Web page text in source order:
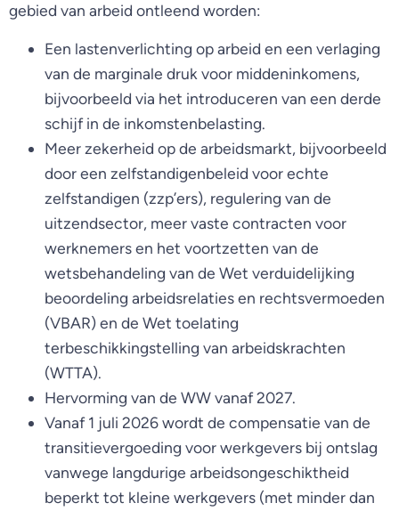
gebied van arbeid ontleend worden:
Een lastenverlichting op arbeid en een verlaging
van de marginale druk voor middeninkomens,
bijvoorbeeld via het introduceren van een derde
schijf in de inkomstenbelasting.
Meer zekerheid op de arbeidsmarkt, bijvoorbeeld
door een zelfstandigenbeleid voor echte
zelfstandigen (zzp’ers), regulering van de
uitzendsector, meer vaste contracten voor
werknemers en het voortzetten van de
wetsbehandeling van de Wet verduidelijking
beoordeling arbeidsrelaties en rechtsvermoeden
(VBAR) en de Wet toelating
terbeschikkingstelling van arbeidskrachten
(WTTA).
Hervorming van de WW vanaf 2027.
Vanaf 1 juli 2026 wordt de compensatie van de
transitievergoeding voor werkgevers bij ontslag
vanwege langdurige arbeidsongeschiktheid
beperkt tot kleine werkgevers (met minder dan